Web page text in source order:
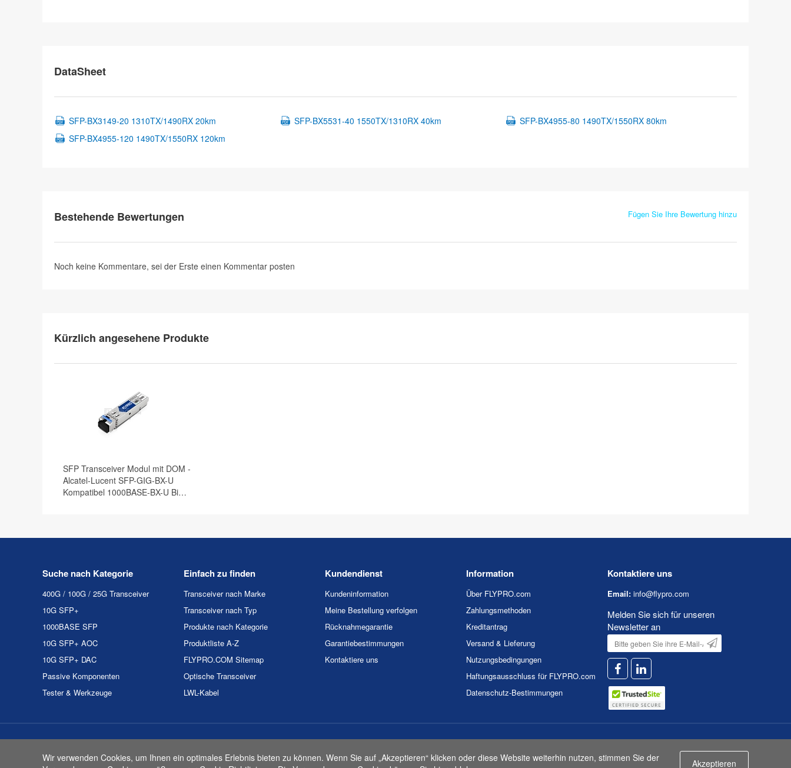
DataSheet
SFP-BX3149-20 1310TX/1490RX 20km SFP-BX5531-40 1550TX/1310RX 40km
SFP-BX4955-80 1490TX/1550RX 80km
SFP-BX4955-120 1490TX/1550RX 120km
Bestehende Bewertungen Fügen Sie Ihre Bewertung hinzu
Noch keine Kommentare, sei der Erste einen Kommentar posten
Kürzlich angesehene Produkte
SFP Transceiver Modul mit DOM -
Alcatel-Lucent SFP-GIG-BX-U
Kompatibel 1000BASE-BX-U BiDi
Suche nach Kategorie
400G / 100G / 25G Transceiver
10G SFP+
1000BASE SFP
10G SFP+ AOC
10G SFP+ DAC
Passive Komponenten
Tester & Werkzeuge
Einfach zu finden
Transceiver nach Marke
Transceiver nach Typ
Produkte nach Kategorie
Produktliste A-Z
FLYPRO.COM Sitemap
Optische Transceiver
LWL-Kabel
Kundendienst
Kundeninformation
Meine Bestellung verfolgen
Rücknahmegarantie
Garantiebestimmungen
Kontaktiere uns
Information
Über FLYPRO.com
Zahlungsmethoden
Kreditantrag
Versand & Lieferung
Nutzungsbedingungen
Haftungsausschluss für FLYPRO.com
Datenschutz-Bestimmungen
Kontaktiere uns
Email: info@flypro.com
Melden Sie sich für unseren
Newsletter an
Wir verwenden Cookies, um Ihnen ein optimales Erlebnis bieten zu können. Wenn Sie auf „Akzeptieren“ klicken oder diese Website weiterhin nutzen, stimmen Sie der
Akzeptieren